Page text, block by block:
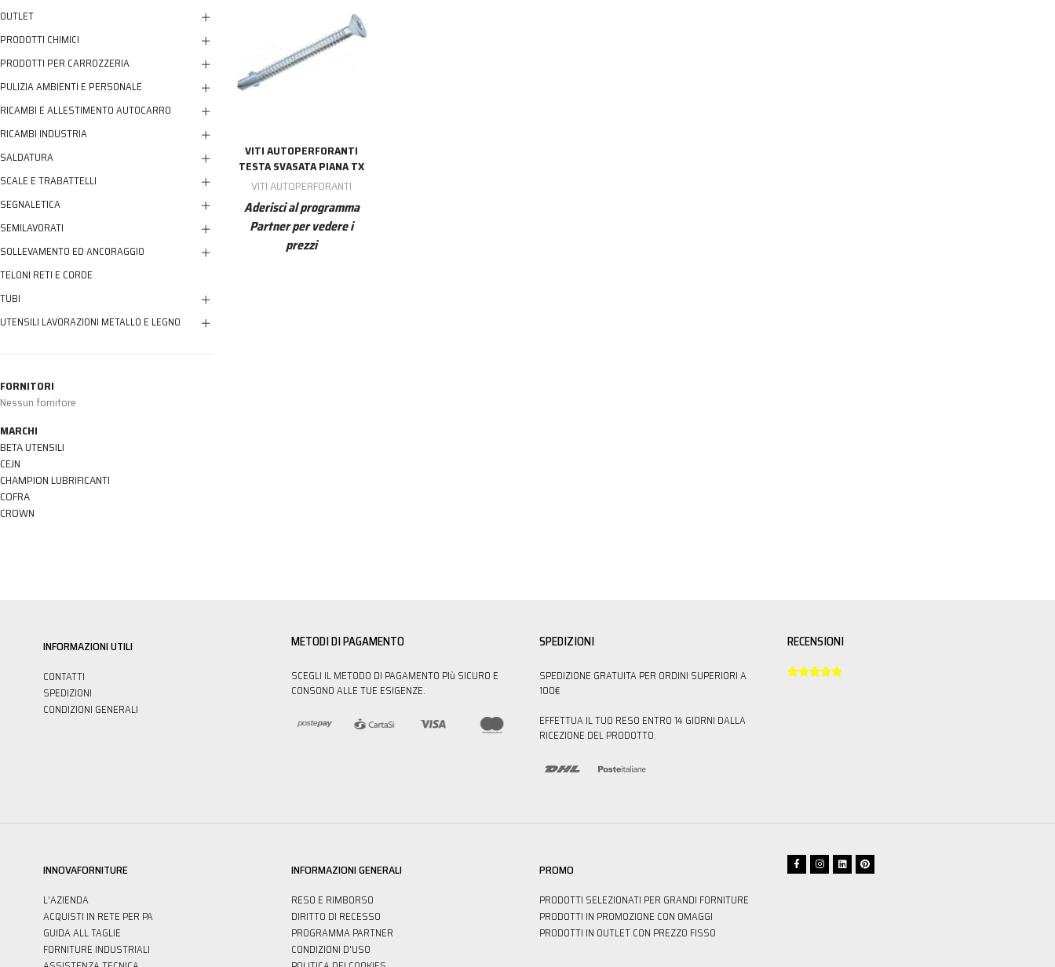
VITI AUTOPERFORANTI
TESTA SVASATA PIANA TX
VITI AUTOPERFORANTI
Aderisci al programma
Partner per vedere i
prezzi
OUTLET
PRODOTTI CHIMICI
PRODOTTI PER CARROZZERIA
PULIZIA AMBIENTI E PERSONALE
RICAMBI E ALLESTIMENTO AUTOCARRO
RICAMBI INDUSTRIA
SALDATURA
SCALE E TRABATTELLI
SEGNALETICA
SEMILAVORATI
SOLLEVAMENTO ED ANCORAGGIO
TELONI RETI E CORDE
TUBI
UTENSILI LAVORAZIONI METALLO E LEGNO
FORNITORI
Nessun fornitore
MARCHI
BETA UTENSILI
CEJN
CHAMPION LUBRIFICANTI
COFRA
CROWN
INFORMAZIONI UTILI
CONTATTI
SPEDIZIONI
CONDIZIONI GENERALI
METODI DI PAGAMENTO
SCEGLI IL METODO DI PAGAMENTO PIù SICURO E
CONSONO ALLE TUE ESIGENZE.
SPEDIZIONI
SPEDIZIONE GRATUITA PER ORDINI SUPERIORI A
100€
EFFETTUA IL TUO RESO ENTRO 14 GIORNI DALLA
RICEZIONE DEL PRODOTTO.
RECENSIONI

INNOVAFORNITURE
L'AZIENDA
ACQUISTI IN RETE PER PA
GUIDA ALL TAGLIE
FORNITURE INDUSTRIALI
INFORMAZIONI GENERALI
RESO E RIMBORSO
DIRITTO DI RECESSO
PROGRAMMA PARTNER
CONDIZIONI D'USO
PROMO
PRODOTTI SELEZIONATI PER GRANDI FORNITURE
PRODOTTI IN PROMOZIONE CON OMAGGI
PRODOTTI IN OUTLET CON PREZZO FISSO